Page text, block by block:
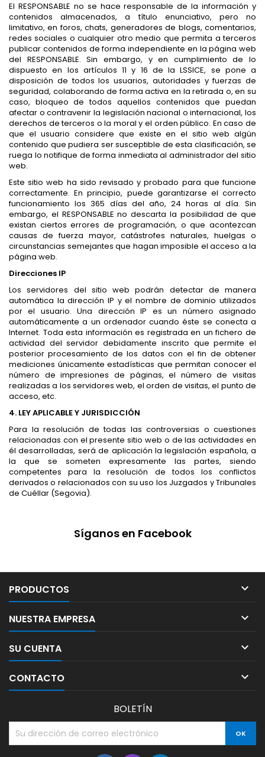
El RESPONSABLE no se hace responsable de la información y
contenidos almacenados, a título enunciativo, pero no
limitativo, en foros, chats, generadores de blogs, comentarios,
redes sociales o cualquier otro medio que permita a terceros
publicar contenidos de forma independiente en la página web
del RESPONSABLE. Sin embargo, y en cumplimiento de lo
dispuesto en los artículos 11 y 16 de la LSSICE, se pone a
disposición de todos los usuarios, autoridades y fuerzas de
seguridad, colaborando de forma activa en la retirada o, en su
caso, bloqueo de todos aquellos contenidos que puedan
afectar o contravenir la legislación nacional o internacional, los
derechos de terceros o la moral y el orden público. En caso de
que el usuario considere que existe en el sitio web algún
contenido que pudiera ser susceptible de esta clasificación, se
ruega lo notifique de forma inmediata al administrador del sitio
web.
Este sitio web ha sido revisado y probado para que funcione
correctamente. En principio, puede garantizarse el correcto
funcionamiento los 365 días del año, 24 horas al día. Sin
embargo, el RESPONSABLE no descarta la posibilidad de que
existan ciertos errores de programación, o que acontezcan
causas de fuerza mayor, catástrofes naturales, huelgas o
circunstancias semejantes que hagan imposible el acceso a la
página web.
Direcciones IP
Los servidores del sitio web podrán detectar de manera
automática la dirección IP y el nombre de dominio utilizados
por el usuario. Una dirección IP es un número asignado
automáticamente a un ordenador cuando éste se conecta a
Internet. Toda esta información es registrada en un fichero de
actividad del servidor debidamente inscrito que permite el
posterior procesamiento de los datos con el fin de obtener
mediciones únicamente estadísticas que permitan conocer el
número de impresiones de páginas, el número de visitas
realizadas a los servidores web, el orden de visitas, el punto de
acceso, etc.
4. LEY APLICABLE Y JURISDICCIÓN
Para la resolución de todas las controversias o cuestiones
relacionadas con el presente sitio web o de las actividades en
él desarrolladas, será de aplicación la legislación española, a
la que se someten expresamente las partes, siendo
competentes para la resolución de todos los conflictos
derivados o relacionados con su uso los Juzgados y Tribunales
de Cuéllar (Segovia).
Síganos en Facebook
PRODUCTOS 
NUESTRA EMPRESA 
SU CUENTA 
CONTACTO 
BOLETÍN